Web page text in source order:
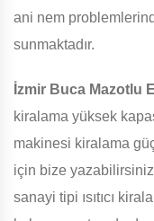
ani nem
sunmaktadır.
İzmir Buca Mazotlu
kiralama yüksek
makinesi kiralama
için bize
sanayi tipi ısıtıcı